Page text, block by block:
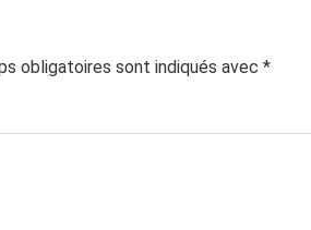
obligatoires sont indiqués avec *